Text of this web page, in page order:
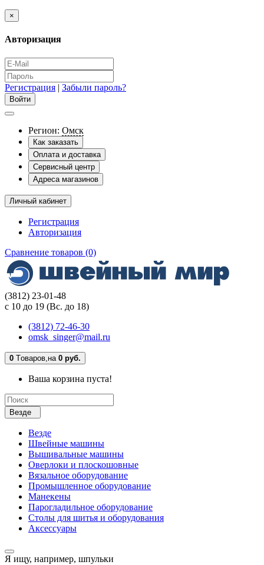
×
Авторизация
Регистрация | Забыли пароль?
Регион: Омск
Как заказать
Оплата и доставка
Сервисный центр
Адреса магазинов
Личный кабинет
Регистрация
Авторизация
Сравнение товаров (0)
(3812) 23-01-48
с 10 до 19 (Вс. до 18)
(3812) 72-46-30
omsk_singer@mail.ru
0 Tоваров,на 0 руб.
Ваша корзина пуста!
Везде
Везде
Швейные машины
Вышивальные машины
Оверлоки и плоскошовные
Вязальное оборудование
Промышленное оборудование
Манекены
Парогладильное оборудование
Столы для шитья и оборудования
Аксессуары
Я ищу, например, шпульки